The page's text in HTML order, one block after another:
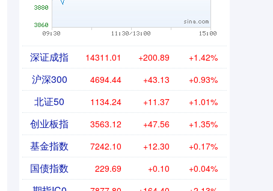
深证成指 14311.01 +200.89 +1.42%
沪深300 4694.44 +43.13 +0.93%
北证50 1134.24 +11.37 +1.01%
创业板指 3563.12 +47.56 +1.35%
基金指数 7242.10 +12.30 +0.17%
国债指数 229.69 +0.10 +0.04%